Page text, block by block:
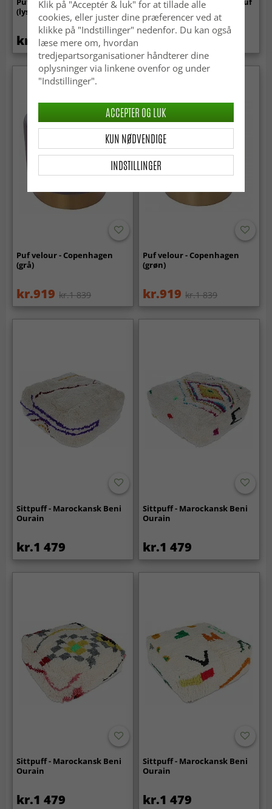
(lyserød beige)
kr.1 029
(Hvid/Hvid)
Puf velour - Copenhagen
(grå)
kr.919 kr.1 839
Puf velour - Copenhagen
(grøn)
kr.919 kr.1 839
Sittpuff - Marockansk Beni
Ourain
kr.1 479
Sittpuff - Marockansk Beni
Ourain
kr.1 479
Sittpuff - Marockansk Beni
Ourain
kr.1 479
Sittpuff - Marockansk Beni
Ourain
kr.1 479
Klik på "Acceptér & luk" for at tillade alle
cookies, eller juster dine præferencer ved at
klikke på "Indstillinger" nedenfor. Du kan også
læse mere om, hvordan
tredjepartsorganisationer håndterer dine
oplysninger via linkene ovenfor og under
"Indstillinger".
INDSTILLINGER
KUN NØDVENDIGE
ACCEPTER OG LUK